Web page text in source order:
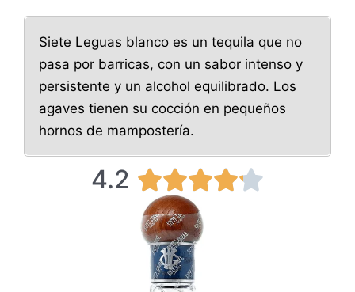
Siete Leguas blanco es un tequila que no
pasa por barricas, con un sabor intenso y
persistente y un alcohol equilibrado. Los
agaves tienen su cocción en pequeños
hornos de mampostería.
4.2 